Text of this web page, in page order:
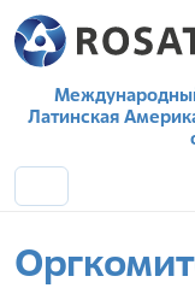
Латинская